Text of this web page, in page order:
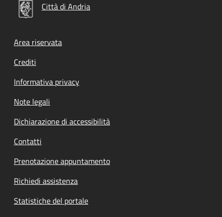
Città di Andria
Footer menu
Area riservata
Crediti
Informativa privacy
Note legali
Dichiarazione di accessibilità
Contatti
Prenotazione appuntamento
Richiedi assistenza
Statistiche del portale